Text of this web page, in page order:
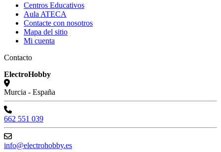
Centros Educativos
Aula ATECA
Contacte con nosotros
Mapa del sitio
Mi cuenta
Contacto
ElectroHobby
Murcia - España
662 551 039
info@electrohobby.es